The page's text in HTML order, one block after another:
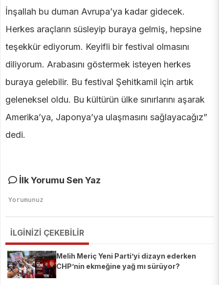
İnşallah bu duman Avrupa’ya kadar gidecek.
Herkes araçların süsleyip buraya gelmiş, hepsine
teşekkür ediyorum. Keyifli bir festival olmasını
diliyorum. Arabasını göstermek isteyen herkes
buraya gelebilir. Bu festival Şehitkamil için artık
geleneksel oldu. Bu kültürün ülke sınırlarını aşarak
Amerika’ya, Japonya’ya ulaşmasını sağlayacağız”
dedi.
İlk Yorumu Sen Yaz
İLGİNİZİ ÇEKEBİLİR
Melih Meriç Yeni Parti’yi dizayn ederken
CHP’nin ekmeğine yağ mı sürüyor?